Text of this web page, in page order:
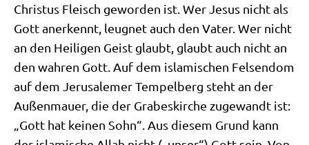
Chri­stus Fleisch gewor­den ist. Wer Jesus nicht als
Gott aner­kennt, leug­net auch den Vater. Wer nicht
an den Hei­li­gen Geist glaubt, glaubt auch nicht an
den wah­ren Gott. Auf dem isla­mi­schen Fel­sen­dom
auf dem Jeru­sa­le­mer Tem­pel­berg steht an der
Außen­mau­er, die der Gra­bes­kir­che zuge­wandt ist:
„Gott hat kei­nen Sohn“. Aus die­sem Grund kann